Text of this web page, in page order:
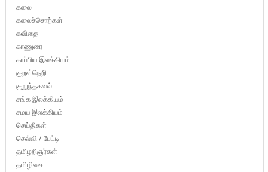
கலை
கலைச்சொற்கள்
கவிதை
காணுரை
காப்பிய இலக்கியம்
குறள்நெறி
குறுந்தகவல்
சங்க இலக்கியம்
சமய இலக்கியம்
செய்திகள்
செவ்வி / பேட்டி
தமிழறிஞர்கள்
தமிழிசை